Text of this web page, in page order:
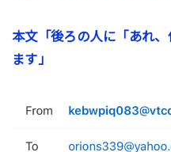
本文「後ろの人に「あれ
ます」